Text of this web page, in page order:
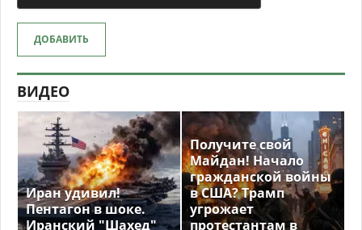
ДОБАВИТЬ
ВИДЕО
Иран удивил!
Пентагон в шоке.
Иранский "Шахед"
Получите свой
Майдан! Начало
гражданской войны
в США? Трамп
угрожает
протестантам в